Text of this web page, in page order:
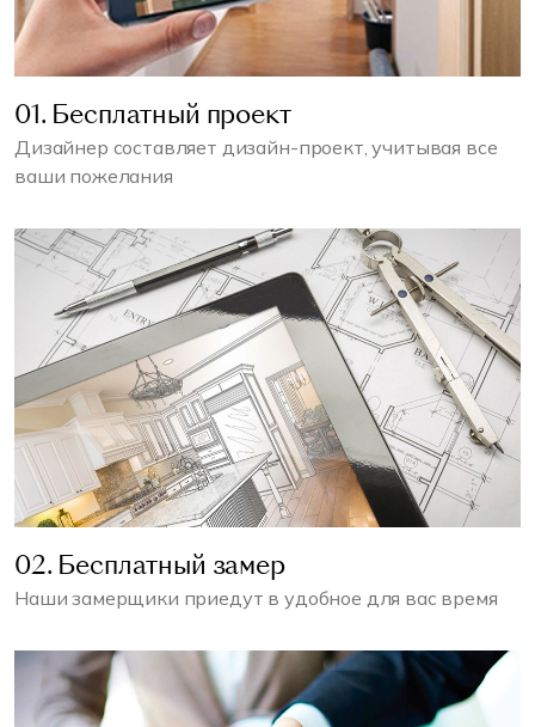
01. Бесплатный проект
Дизайнер составляет дизайн-проект, учитывая все
ваши пожелания
02. Бесплатный замер
Наши замерщики приедут в удобное для вас время